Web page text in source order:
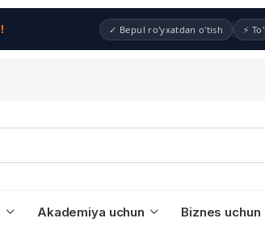
✓ Bepul ro'yxatdan o'tish ⚡
Akademiya uchun Biznes uchun